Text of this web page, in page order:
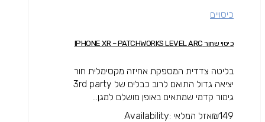
כיסויים
כיסוי שחור IPHONE XR – PATCHWORKS LEVEL ARC
בליטה צדדית המספקת אחיזה מקסימלית חור
יציאה גדול התואם לרוב כבלים של 3rd party
גימור קדמי שמתאים באופן מושלם למגן...
₪149
Availability: אזל המלאי